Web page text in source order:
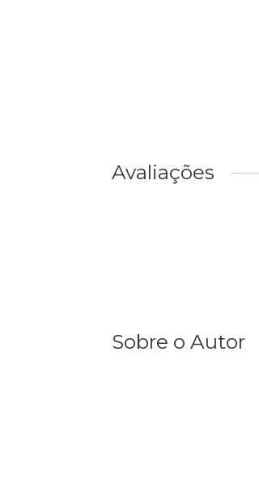
Avaliações
Sobre o Autor